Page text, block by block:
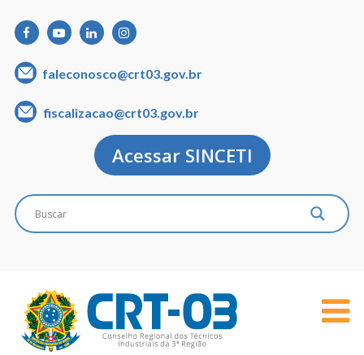
faleconosco@crt03.gov.br
fiscalizacao@crt03.gov.br
Acessar SINCETI